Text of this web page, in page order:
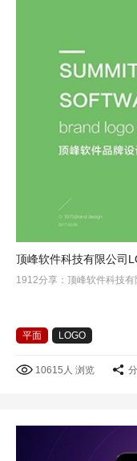
顶峰软件科技有限公司
1912分享：顶峰软件科技
平面 LOGO
10615人 浏览